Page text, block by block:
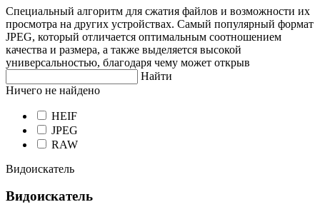
Специальный алгоритм для сжатия файлов и возможности их
просмотра на других устройствах. Самый популярный формат
JPEG, который отличается оптимальным соотношением
качества и размера, а также выделяется высокой
универсальностью, благодаря чему может открыв
Найти
Ничего не найдено
HEIF
JPEG
RAW
Видоискатель
Видоискатель